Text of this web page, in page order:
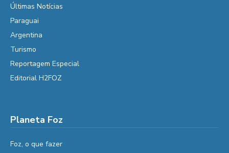
Últimas Notícias
Paraguai
Argentina
Turismo
Reportagem Especial
Editorial H2FOZ
Planeta Foz
Foz, o que fazer